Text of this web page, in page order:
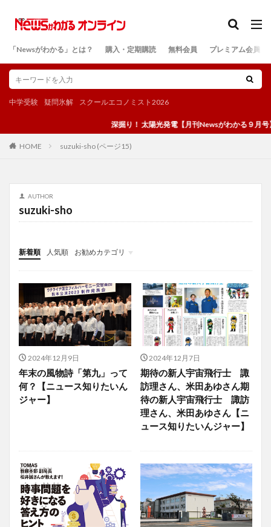
「Newsがわかる」とは？ 購入・定期購読 無料会員 プレミアム会員
中学受験 疑問氷解 スクールエコノミスト2026
深掘り！ 太陽光発電【月刊Newsがわかる９月号】
HOME suzuki-sho (ページ15)
AUTHOR
suzuki-sho
新着順 人気順
お勧めカテゴリ
投稿
学び
マンガ
電子書籍
2024年12月9日
年末の風物詩「第九」って
何？【ニュース知りたいん
ジャー】
2024年12月7日
期待の新人宇宙飛行士 諏
訪理さん、米田あゆさん期
待の新人宇宙飛行士 諏訪
理さん、米田あゆさん【ニ
ュース知りたいんジャー】
検索